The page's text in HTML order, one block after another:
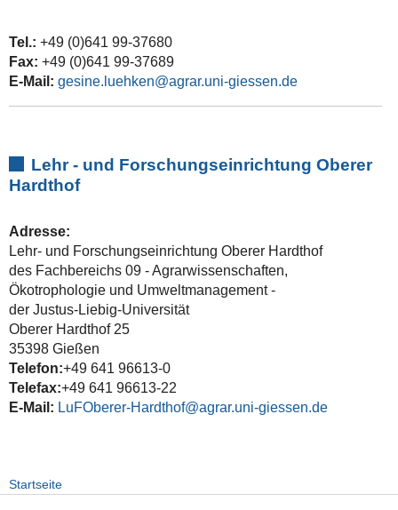
Tel.: +49 (0)641 99-37680
Fax: +49 (0)641 99-37689
E-Mail: gesine.luehken
Lehr - und Forschungseinrichtung Oberer
Hardthof
Adresse:
Lehr- und Forschungseinrichtung Oberer Hardthof
des Fachbereichs 09 - Agrarwissenschaften,
Ökotrophologie und Umweltmanagement -
der Justus-Liebig-Universität
Oberer Hardthof 25
35398 Gießen
Telefon:+49 641 96613-0
Telefax:+49 641 96613-22
E-Mail: LuFOberer-Hardthof@agrar.uni-giessen.de
Startseite